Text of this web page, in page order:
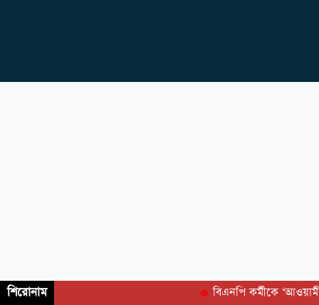
শিরোনাম বিএনপি কর্মীকে